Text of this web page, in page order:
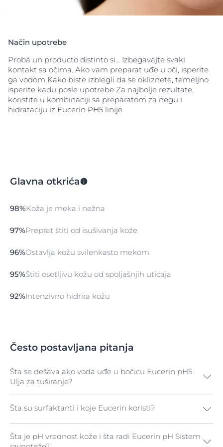
Način upotrebe
Probá un producto distinto si… Izbegavajte svaki
kontakt sa očima. Ako vam preparat uđe u oči, isperite
ga vodom Kako biste izblegli da se okliznete, temeljno
isperite kadu posle upotrebe Za najbolje rezultate,
koristite u kombinaciji sa preparatom za negu i
hidrataciju iz Eucerin PH5 linije
Glavna otkrića
98%Koža je meka i nežna
97%Preprat štiti od isušivanja kože
96%Ostavlja kožu svilenkasto mekom
95%Štiti osetljivu kožu od spoljašnjih uticaja
92%Intenzivno hidrira kožu
Često postavljana pitanja
Šta se dešava ako voda uđe u bočicu Eucerin pH5
Ulja za tuširanje?
Mnogi Eucerin preparati sadrže sastojke koji su
se promešaju jedan sa drugim i stvore homogeni
Šta su surfaktanti i koje Eucerin koristi?
Surfaktanti su aktivni agensi za čišćenje, i takođe se
Šta je pH vrednost kože i šta radi Eucerin pH Sistem